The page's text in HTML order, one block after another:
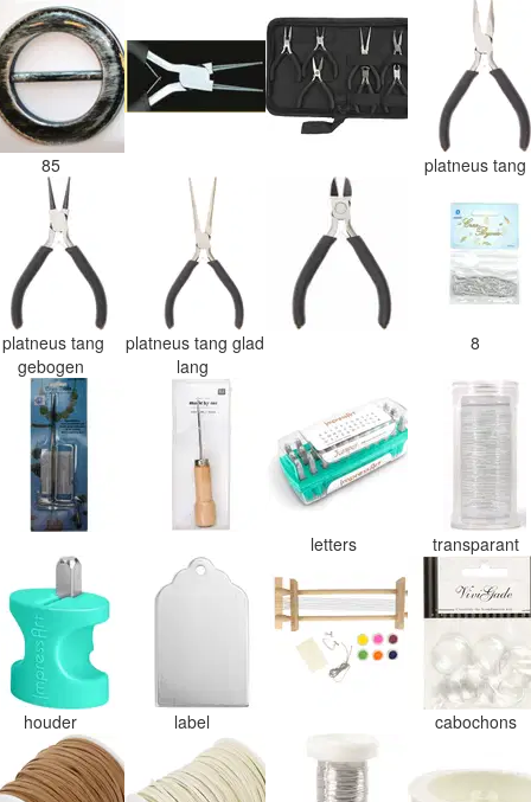
85 platneus tang
platneus tang
gebogen
platneus tang glad
lang
8
letters transparant
houder label cabochons